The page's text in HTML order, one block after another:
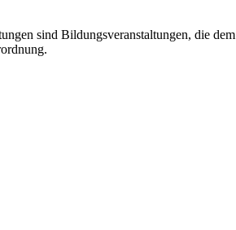
sind Bildungsveranstaltungen, die dem